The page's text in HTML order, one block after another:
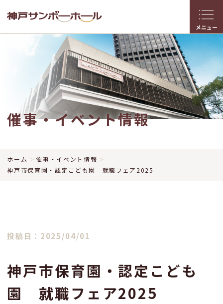
メニュー
催事・イベント情報
ホーム
催事・イベント情報
神戸市保育園・認定こども園 就職フェア2025
神戸市保育園・認定こども
園 就職フェア2025
投稿日：2025/04/01